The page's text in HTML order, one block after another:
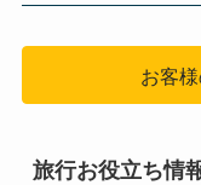
お客
旅行お役立ち情